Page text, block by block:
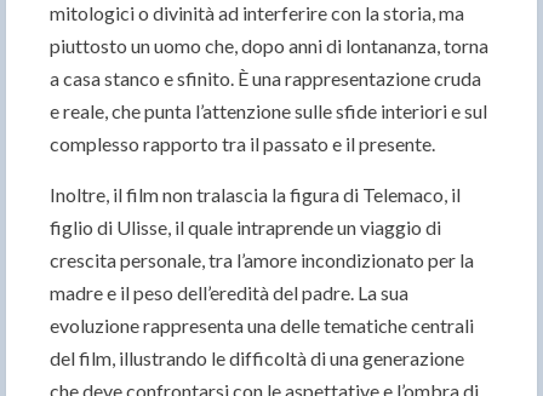
mitologici o divinità ad interferire con la storia, ma
piuttosto un uomo che, dopo anni di lontananza, torna
a casa stanco e sfinito. È una rappresentazione cruda
e reale, che punta l’attenzione sulle sfide interiori e sul
complesso rapporto tra il passato e il presente.
Inoltre, il film non tralascia la figura di Telemaco, il
figlio di Ulisse, il quale intraprende un viaggio di
crescita personale, tra l’amore incondizionato per la
madre e il peso dell’eredità del padre. La sua
evoluzione rappresenta una delle tematiche centrali
del film, illustrando le difficoltà di una generazione
che deve confrontarsi con le aspettative e l’ombra di